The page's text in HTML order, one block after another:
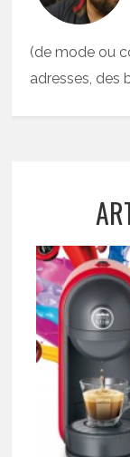
(de mode ou
adresses, des